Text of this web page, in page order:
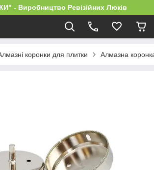
- Виробництво Ревізійних Люків
коронки для плитки Алмазна